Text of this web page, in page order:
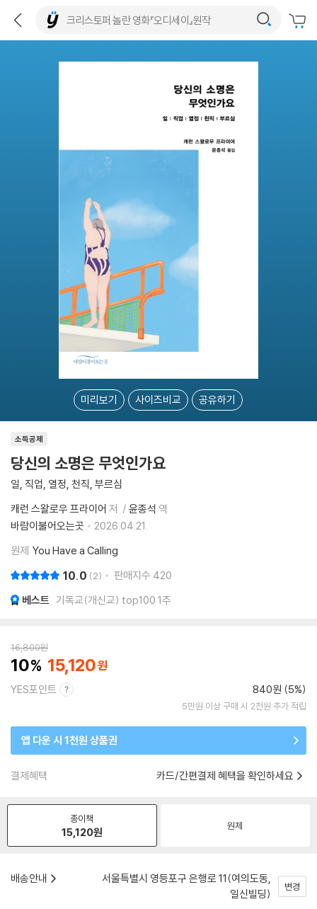
미리보기 사이즈비교 공유하기
소득공제
당신의 소명은 무엇인가요
일, 직업, 열정, 천직, 부르심
캐런 스왈로우 프라이어 저 윤종석 역
바람이불어오는곳
2026.04.21.
원제 You Have a Calling
10.0 2 판매지수 420
베스트 기독교(개신교) top100 1주
16,800원
10 15,120
YES포인트 840원 (5%)
5만원 이상 구매 시 2천원 추가 적립
앱 다운 시 1천원 상품권
결제혜택 카드/간편결제 혜택을 확인하세요
종이책
15,120원 원제
배송안내
서울특별시 영등포구 은행로 11(여의도동,
일신빌딩)
변경